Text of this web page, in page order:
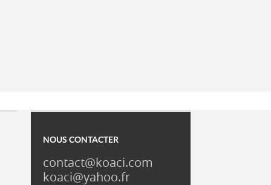
NOUS CONTACTER
contact@koaci.com
koaci@yahoo.fr